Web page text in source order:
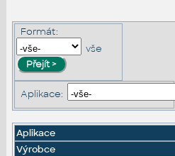
Formát:
vše
Aplikace:
Aplikace
Výrobce